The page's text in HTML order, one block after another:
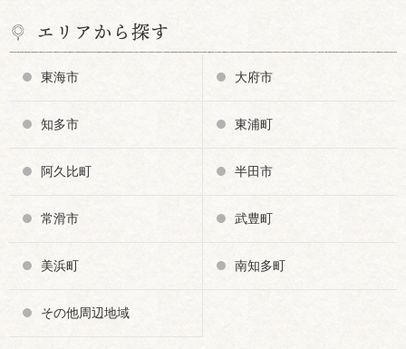
エリアから探す
東海市 大府市
知多市 東浦町
阿久比町 半田市
常滑市 武豊町
美浜町 南知多町
その他周辺地域